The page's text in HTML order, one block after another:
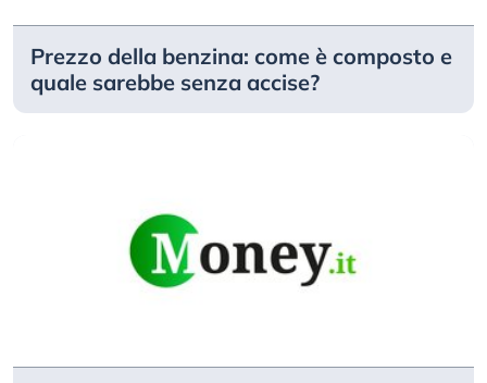
Prezzo della benzina: come è composto e
quale sarebbe senza accise?